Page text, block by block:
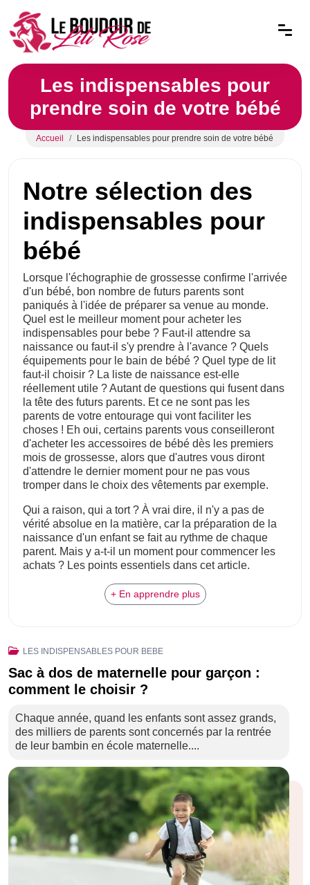
Les indispensables pour
prendre soin de votre bébé
Accueil Les indispensables pour prendre soin de votre bébé
Notre sélection des
indispensables pour
bébé
Lorsque l'échographie de grossesse confirme l'arrivée
d'un bébé, bon nombre de futurs parents sont
paniqués à l'idée de préparer sa venue au monde.
Quel est le meilleur moment pour acheter les
indispensables pour bebe ? Faut-il attendre sa
naissance ou faut-il s'y prendre à l'avance ? Quels
équipements pour le bain de bébé ? Quel type de lit
faut-il choisir ? La liste de naissance est-elle
réellement utile ? Autant de questions qui fusent dans
la tête des futurs parents. Et ce ne sont pas les
parents de votre entourage qui vont faciliter les
choses ! Eh oui, certains parents vous conseilleront
d'acheter les accessoires de bébé dès les premiers
mois de grossesse, alors que d'autres vous diront
d'attendre le dernier moment pour ne pas vous
tromper dans le choix des vêtements par exemple.
Qui a raison, qui a tort ? À vrai dire, il n'y a pas de
vérité absolue en la matière, car la préparation de la
naissance d'un enfant se fait au rythme de chaque
parent. Mais y a-t-il un moment pour commencer les
achats ? Les points essentiels dans cet article.
+ En apprendre plus
LES INDISPENSABLES POUR BEBE
Sac à dos de maternelle pour garçon :
comment le choisir ?
Chaque année, quand les enfants sont assez grands,
des milliers de parents sont concernés par la rentrée
de leur bambin en école maternelle....